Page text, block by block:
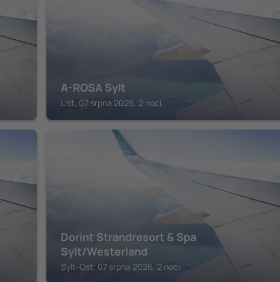
A-ROSA Sylt
List, 07 srpna 2026, 2 noci
Dorint Strandresort & Spa
Sylt/Westerland
Sylt-Ost, 07 srpna 2026, 2 noci